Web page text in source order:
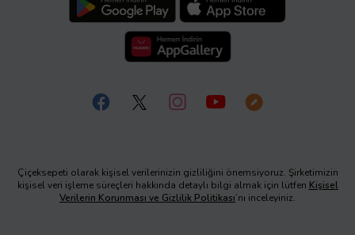
Çiçeksepeti olarak kişisel verilerinizin gizliliğini önemsiyoruz. Şirketimizin
kişisel veri işleme süreçleri hakkında detaylı bilgi almak için lütfen Kişisel
Verilerin Korunması ve Gizlilik Politikası’nı inceleyiniz.